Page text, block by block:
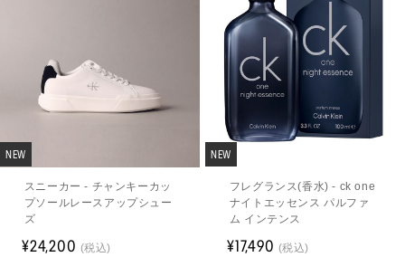
NEW
スニーカー - チャンキーカッ
プソールレースアップシュー
ズ
¥24,200 (税込)
NEW
フレグランス(香水) - ck one
ナイトエッセンス パルファ
ム インテンス
¥17,490 (税込)